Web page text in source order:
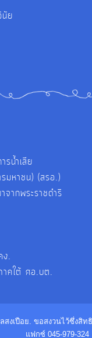
ย
รน้ำเสีย
มหาชน) (สรอ.)
จากพระราชดำริ
ง.
าคใต้ ศอ.บต.
งเปือย. ขอสงวนไว้ซึ่งสิ
แฟกซ์ 045-979-